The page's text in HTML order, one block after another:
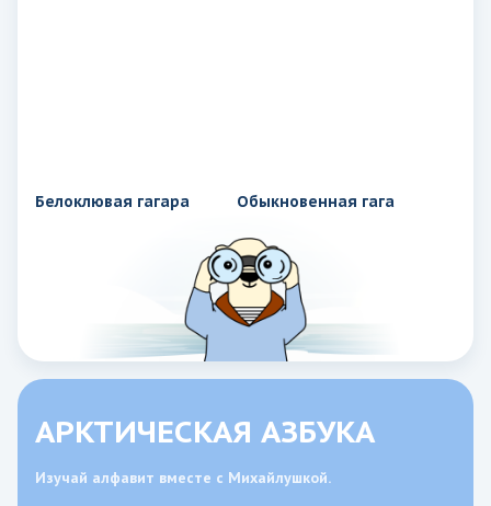
Белоклювая гагара Обыкновенная гага
АРКТИЧЕСКАЯ АЗБУКА
Изучай алфавит вместе с Михайлушкой.